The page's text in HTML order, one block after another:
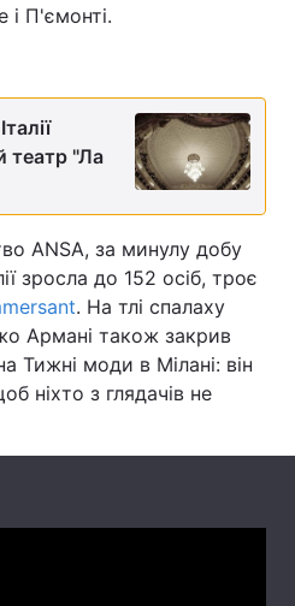
Політика
Наука
Туризм
Погода
Регіони
і П'ємонті.
театр "Ла
ANSA, за минулу добу
зросла до 152 осіб, троє
. На тлі спалаху
Армані також закрив
Тижні моди в Мілані: він
ніхто з глядачів не